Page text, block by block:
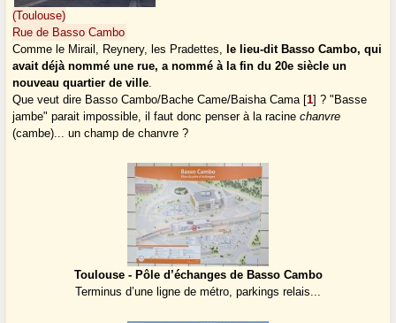
(Toulouse)
Rue de Basso Cambo
Comme le Mirail, Reynery, les Pradettes, le lieu-dit Basso Cambo, qui
avait déjà nommé une rue, a nommé à la fin du 20e siècle un
nouveau quartier de ville.
Que veut dire Basso Cambo/Bache Came/Baisha Cama[1] ? "Basse
jambe" parait impossible, il faut donc penser à la racinechanvre
(cambe)... un champ de chanvre ?
Toulouse - Pôle d’échanges de Basso Cambo
Terminus d’une ligne de métro, parkings relais...